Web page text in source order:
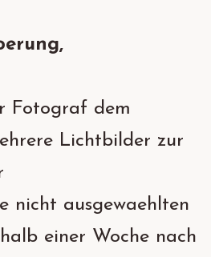
Fotograf dem
Lichtbilder zur
nicht ausgewaehlten
einer Woche nach